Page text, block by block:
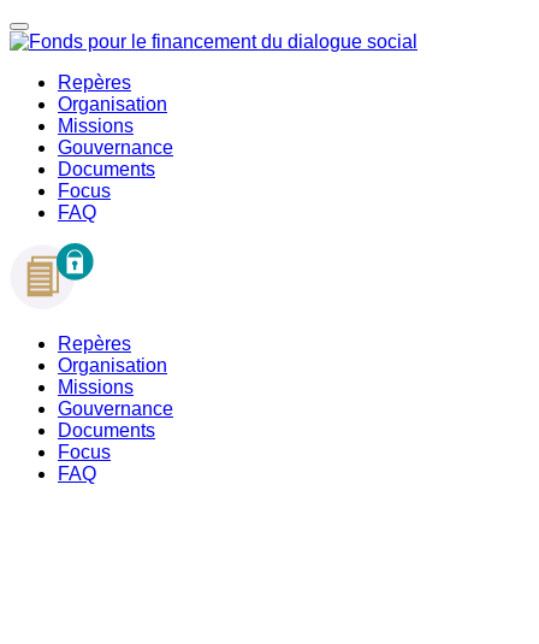
Repères
Organisation
Missions
Gouvernance
Documents
Focus
FAQ
Repères
Organisation
Missions
Gouvernance
Documents
Focus
FAQ